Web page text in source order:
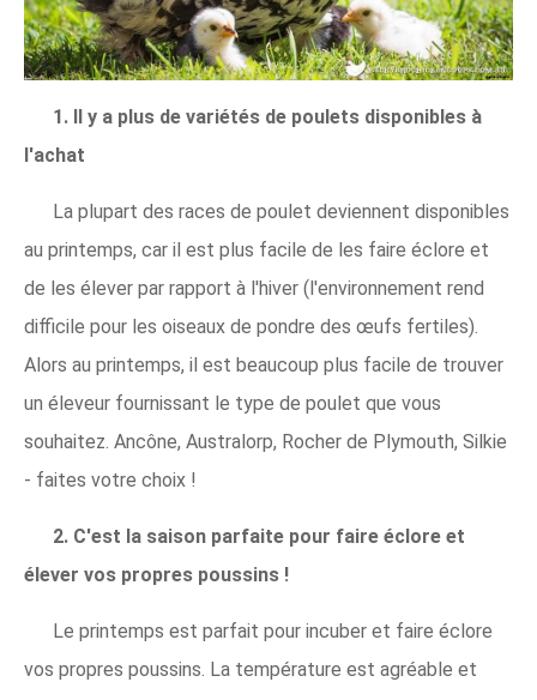
1. Il y a plus de variétés de poulets disponibles à
l'achat
La plupart des races de poulet deviennent disponibles
au printemps, car il est plus facile de les faire éclore et
de les élever par rapport à l'hiver (l'environnement rend
difficile pour les oiseaux de pondre des œufs fertiles).
Alors au printemps, il est beaucoup plus facile de trouver
un éleveur fournissant le type de poulet que vous
souhaitez. Ancône, Australorp, Rocher de Plymouth, Silkie
- faites votre choix !
2. C'est la saison parfaite pour faire éclore et
élever vos propres poussins !
Le printemps est parfait pour incuber et faire éclore
vos propres poussins. La température est agréable et